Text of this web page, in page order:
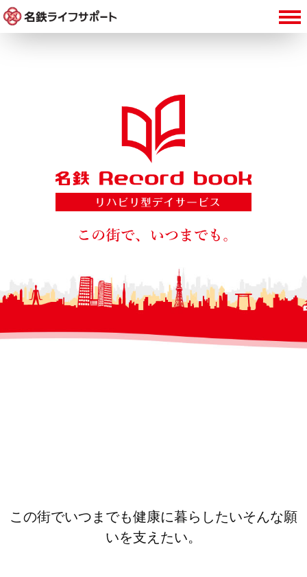
この街でいつまでも健康に暮らしたいそんな願
いを支えたい。